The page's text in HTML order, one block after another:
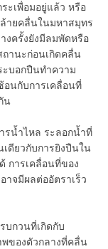
ะเพื่อมอยู่แล้ว หรือ
ล้ายคลื่นในมหาสมุทร
งครั้งยังมีลมพัดหรือ
ถานะก่อนเกิดคลื่น
บอกปืนทำความ
อนกับการเคลื่อนที่
น
น้ำไหล ระลอกน้ำที่
ดียวกับการยิงปืนใน
การเคลื่อนที่ของ
าจมีผลต่ออัตราเร็ว
กวนที่เกิดกับ
ของตัวกลางที่คลื่น